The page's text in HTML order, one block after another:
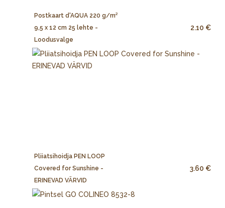
Postkaart d'AQUA 220 g/m²
9,5 x 12 cm 25 lehte -
Loodusvalge
2.10 €
Pliiatsihoidja PEN LOOP
Covered for Sunshine -
ERINEVAD VÄRVID
3.60 €